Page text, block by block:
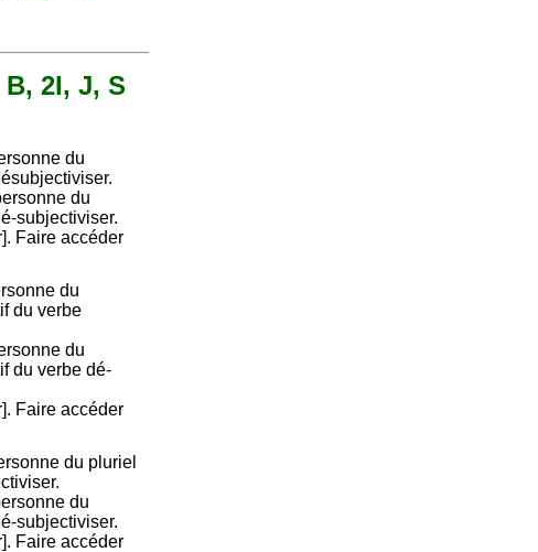
2I, J, S
du
du
subjectiviser.
Faire accéder
du
du verbe
du
du verbe dé-
Faire accéder
du pluriel
du
subjectiviser.
Faire accéder